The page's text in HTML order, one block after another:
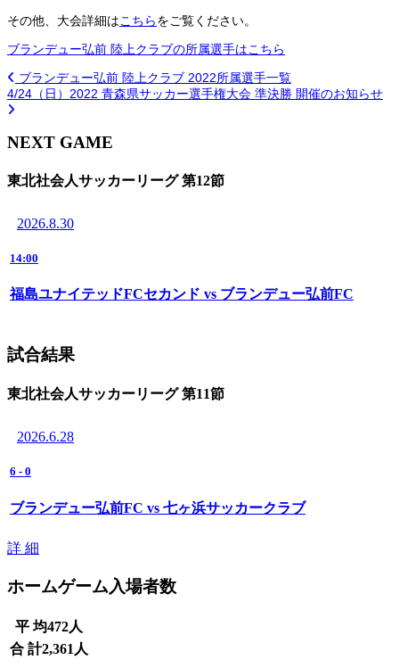
その他、大会詳細はこちらをご覧ください。
ブランデュー弘前 陸上クラブの所属選手はこちら
ブランデュー弘前 陸上クラブ 2022所属選手一覧
4/24（日）2022 青森県サッカー選手権大会 準決勝 開催のお知らせ
NEXT GAME
東北社会人サッカーリーグ 第12節
2026.8.30
14:00
福島ユナイテッドFCセカンド vs ブランデュー弘前FC
試合結果
東北社会人サッカーリーグ 第11節
2026.6.28
6 - 0
ブランデュー弘前FC vs 七ヶ浜サッカークラブ
詳 細
ホームゲーム入場者数
平 均472人
合 計2,361 人